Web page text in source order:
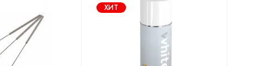
ХИТ